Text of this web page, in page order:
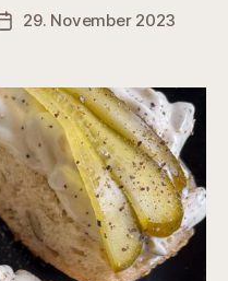
Veröffentlichungsdatum
29. November 2023